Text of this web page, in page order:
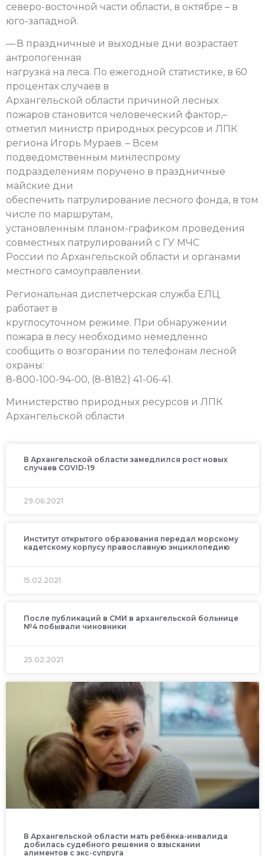
северо-восточной части области, в октябре – в
юго-западной.
— В праздничные и выходные дни возрастает
антропогенная
нагрузка на леса. По ежегодной статистике, в 60
процентах случаев в
Архангельской области причиной лесных
пожаров становится человеческий фактор,–
отметил министр природных ресурсов и ЛПК
региона Игорь Мураев. – Всем
подведомственным минлеспрому
подразделениям поручено в праздничные
майские дни
обеспечить патрулирование лесного фонда, в том
числе по маршрутам,
установленным планом-графиком проведения
совместных патрулирований с ГУ МЧС
России по Архангельской области и органами
местного самоуправлении.
Региональная диспетчерская служба ЕЛЦ
работает в
круглосуточном режиме. При обнаружении
пожара в лесу необходимо немедленно
сообщить о возгорании по телефонам лесной
охраны:
8-800-100-94-00, (8-8182) 41-06-41.
Министерство природных ресурсов и ЛПК
Архангельской области
В Архангельской области замедлился рост новых
случаев COVID-19
29.06.2021
Институт открытого образования передал морскому
кадетскому корпусу православную энциклопедию
15.02.2021
После публикаций в СМИ в архангельской больнице
№4 побывали чиновники
25.02.2021
В Архангельской области мать ребёнка-инвалида
добилась судебного решения о взыскании
алиментов с экс-супруга